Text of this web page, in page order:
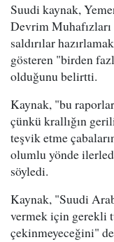
Suudi kaynak,
Devrim
saldırılar
gösteren "birden
olduğunu belirtti.
Kaynak, "bu
çünkü krallığın
teşvik etme
olumlu yönde
söyledi.
Kaynak, "Suudi
vermek için gerekli
çekinmeyeceğini"